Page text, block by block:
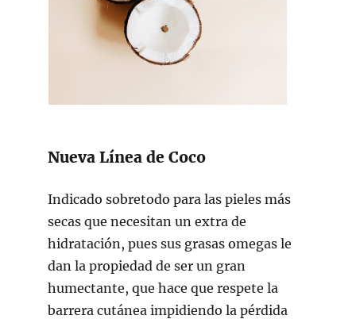
Nueva Línea de Coco
Indicado sobretodo para las pieles más
secas que necesitan un extra de
hidratación, pues sus grasas omegas le
dan la propiedad de ser un gran
humectante, que hace que respete la
barrera cutánea impidiendo la pérdida